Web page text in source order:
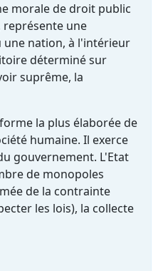
morale de droit public
une
une nation, à l'intérieur
déterminé sur
suprême, la
la plus élaborée de
humaine. Il exerce
gouvernement. L'Etat
de monopoles
de la contrainte
les lois), la collecte